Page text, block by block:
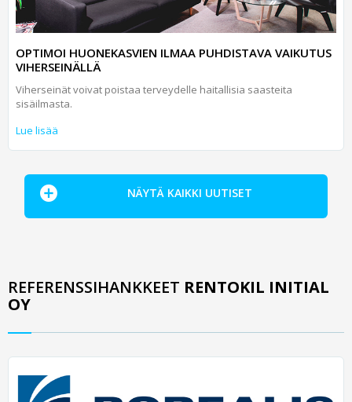
OPTIMOI HUONEKASVIEN ILMAA PUHDISTAVA VAIKUTUS
VIHERSEINÄLLÄ
Viherseinät voivat poistaa terveydelle haitallisia saasteita
sisäilmasta.
Lue lisää
NÄYTÄ KAIKKI UUTISET
REFERENSSIHANKKEET RENTOKIL INITIAL
OY